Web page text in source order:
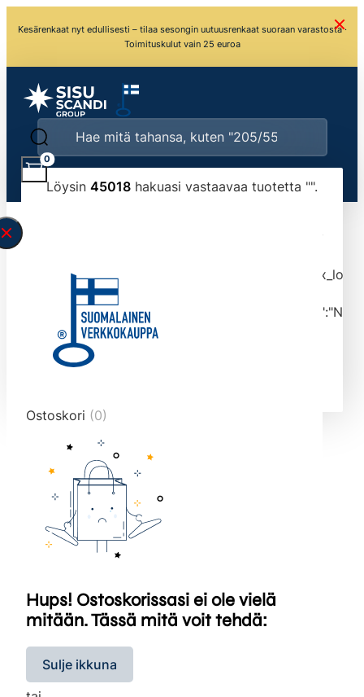
Kesärenkaat nyt edullisesti – tilaa sesongin uutuusrenkaat suoraan varastosta ·
Toimituskulut vain 25 euroa
Löysin 45018 hakuasi vastaavaa tuotetta "".
typed the search query correctly.<br>Currently
tmlmvi","meta_query":
data-original-query-vars="[]" data-page="1"
data-max-pages="4502" data-start="1" data-
end="10">
0
Ostoskori (0)
Hups! Ostoskorissasi ei ole vielä
mitään. Tässä mitä voit tehdä:
Sulje ikkuna